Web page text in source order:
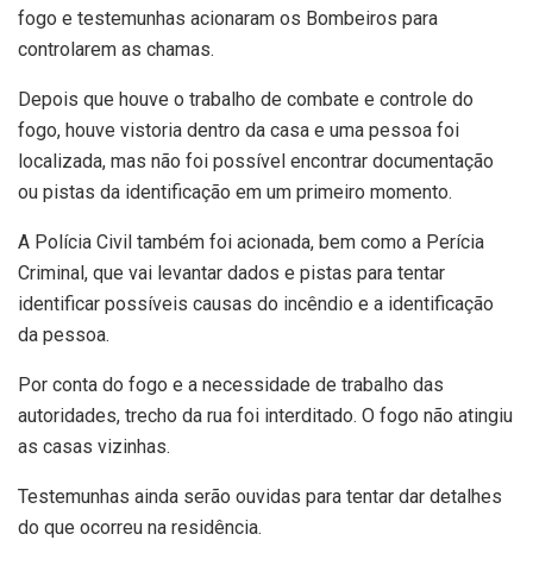
fogo e testemunhas acionaram os Bombeiros para
controlarem as chamas.
Depois que houve o trabalho de combate e controle do
fogo, houve vistoria dentro da casa e uma pessoa foi
localizada, mas não foi possível encontrar documentação
ou pistas da identificação em um primeiro momento.
A Polícia Civil também foi acionada, bem como a Perícia
Criminal, que vai levantar dados e pistas para tentar
identificar possíveis causas do incêndio e a identificação
da pessoa.
Por conta do fogo e a necessidade de trabalho das
autoridades, trecho da rua foi interditado. O fogo não atingiu
as casas vizinhas.
Testemunhas ainda serão ouvidas para tentar dar detalhes
do que ocorreu na residência.